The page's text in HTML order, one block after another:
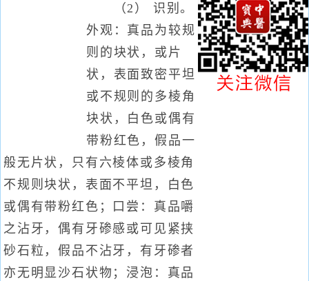
（2） 识别。
外观：真品为较规
则的块状，或片
状，表面致密平坦
或不规则的多棱角
块状，白色或偶有
带粉红色，假品一
般无片状，只有六棱体或多棱角
不规则块状，表面不平坦，白色
或偶有带粉红色；口尝：真品嚼
之沾牙，偶有牙碜感或可见紧挟
砂石粒，假品不沾牙，有牙碜者
亦无明显沙石状物；浸泡：真品